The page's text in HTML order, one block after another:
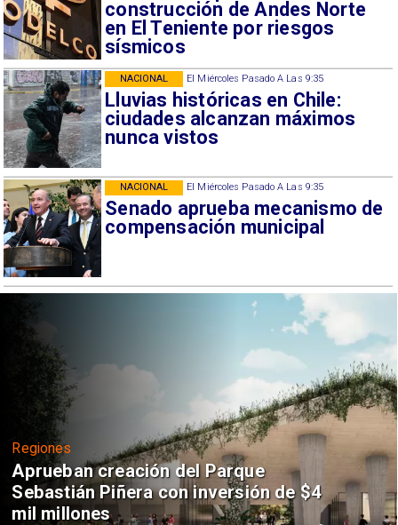
construcción de Andes Norte
en El Teniente por riesgos
sísmicos
El Miércoles Pasado A Las 9:35
Lluvias históricas en Chile:
ciudades alcanzan máximos
nunca vistos
NACIONAL
El Miércoles Pasado A Las 9:35
Senado aprueba mecanismo de
compensación municipal
NACIONAL
Regiones
Aprueban creación del Parque
Sebastián Piñera con inversión de $4
mil millones